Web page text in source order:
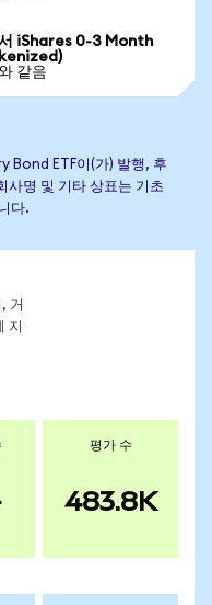
iShares 0-3 Month
같음
Bond ETF이(가) 발행, 후
사명 및 기타 상표는 기초
다.
거
지
평가 수
483.8K